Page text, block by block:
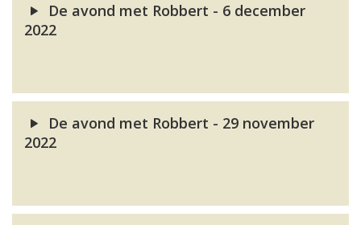
De avond met Robbert - 6 december
2022
De avond met Robbert - 29 november
2022